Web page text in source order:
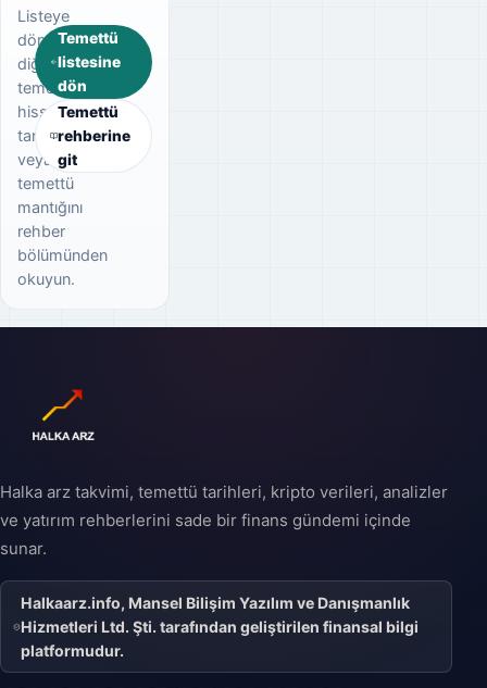
Listeye
dönerek
diğer
temettü
hisselerini
tarayın
veya
temettü
mantığını
rehber
bölümünden
okuyun.
Temettü
listesine
dön
Temettü
rehberine
git
Halka arz takvimi, temettü tarihleri, kripto verileri, analizler
ve yatırım rehberlerini sade bir finans gündemi içinde
sunar.
Halkaarz.info, Mansel Bilişim Yazılım ve Danışmanlık
Hizmetleri Ltd. Şti. tarafından geliştirilen finansal bilgi
platformudur.